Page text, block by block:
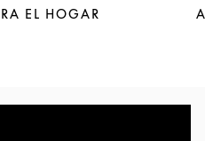
EL HOGAR